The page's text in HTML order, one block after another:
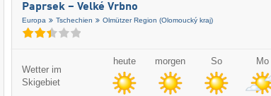
Paprsek – Velké Vrbno
Europa Tschechien Olmützer Region (Olomoucký kraj)
Wetter im
Skigebiet
heute morgen So Mo